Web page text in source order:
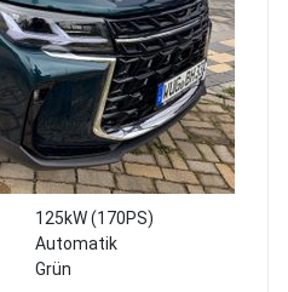
125kW (170PS)
Automatik
Grün